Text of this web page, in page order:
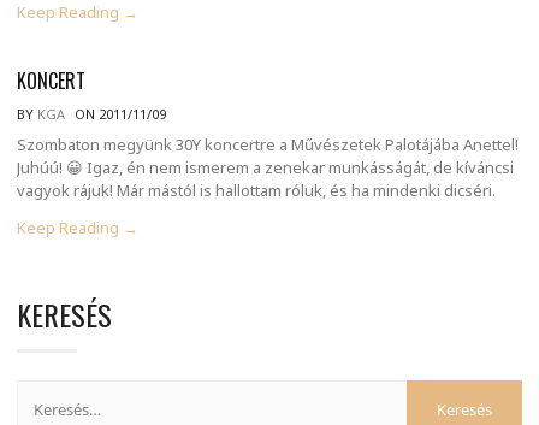
Keep Reading →
KONCERT
BY KGA ON 2011/11/09
Szombaton megyünk 30Y koncertre a Művészetek Palotájába Anettel!
Juhúú! 😀 Igaz, én nem ismerem a zenekar munkásságát, de kíváncsi
vagyok rájuk! Már mástól is hallottam róluk, és ha mindenki dicséri.
Keep Reading →
KERESÉS